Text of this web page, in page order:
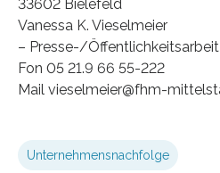
33602 Bielefeld
Vanessa K. Vieselmeier
– Presse-/
Fon 05 21.9 66 55-222
Mail vieselmeier@fhm-
Unternehmensnachfolge